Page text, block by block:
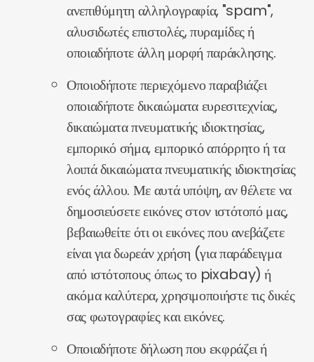
ανεπιθύμητη αλληλογραφία, "spam",
αλυσιδωτές επιστολές, πυραμίδες ή
οποιαδήποτε άλλη μορφή παράκλησης.
Οποιοδήποτε περιεχόμενο παραβιάζει
οποιαδήποτε δικαιώματα ευρεσιτεχνίας,
δικαιώματα πνευματικής ιδιοκτησίας,
εμπορικό σήμα, εμπορικό απόρρητο ή τα
λοιπά δικαιώματα πνευματικής ιδιοκτησίας
ενός άλλου. Με αυτά υπόψη, αν θέλετε να
δημοσιεύσετε εικόνες στον ιστότοπό μας,
βεβαιωθείτε ότι οι εικόνες που ανεβάζετε
είναι για δωρεάν χρήση (για παράδειγμα
από ιστότοπους όπως το pixabay) ή
ακόμα καλύτερα, χρησιμοποιήστε τις δικές
σας φωτογραφίες και εικόνες.
Οποιαδήποτε δήλωση που εκφράζει ή